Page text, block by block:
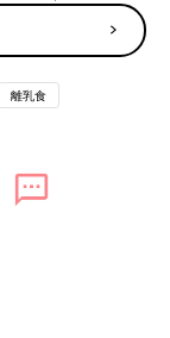
十分にきりま
ポレーション
方、食材別レシ
離乳食